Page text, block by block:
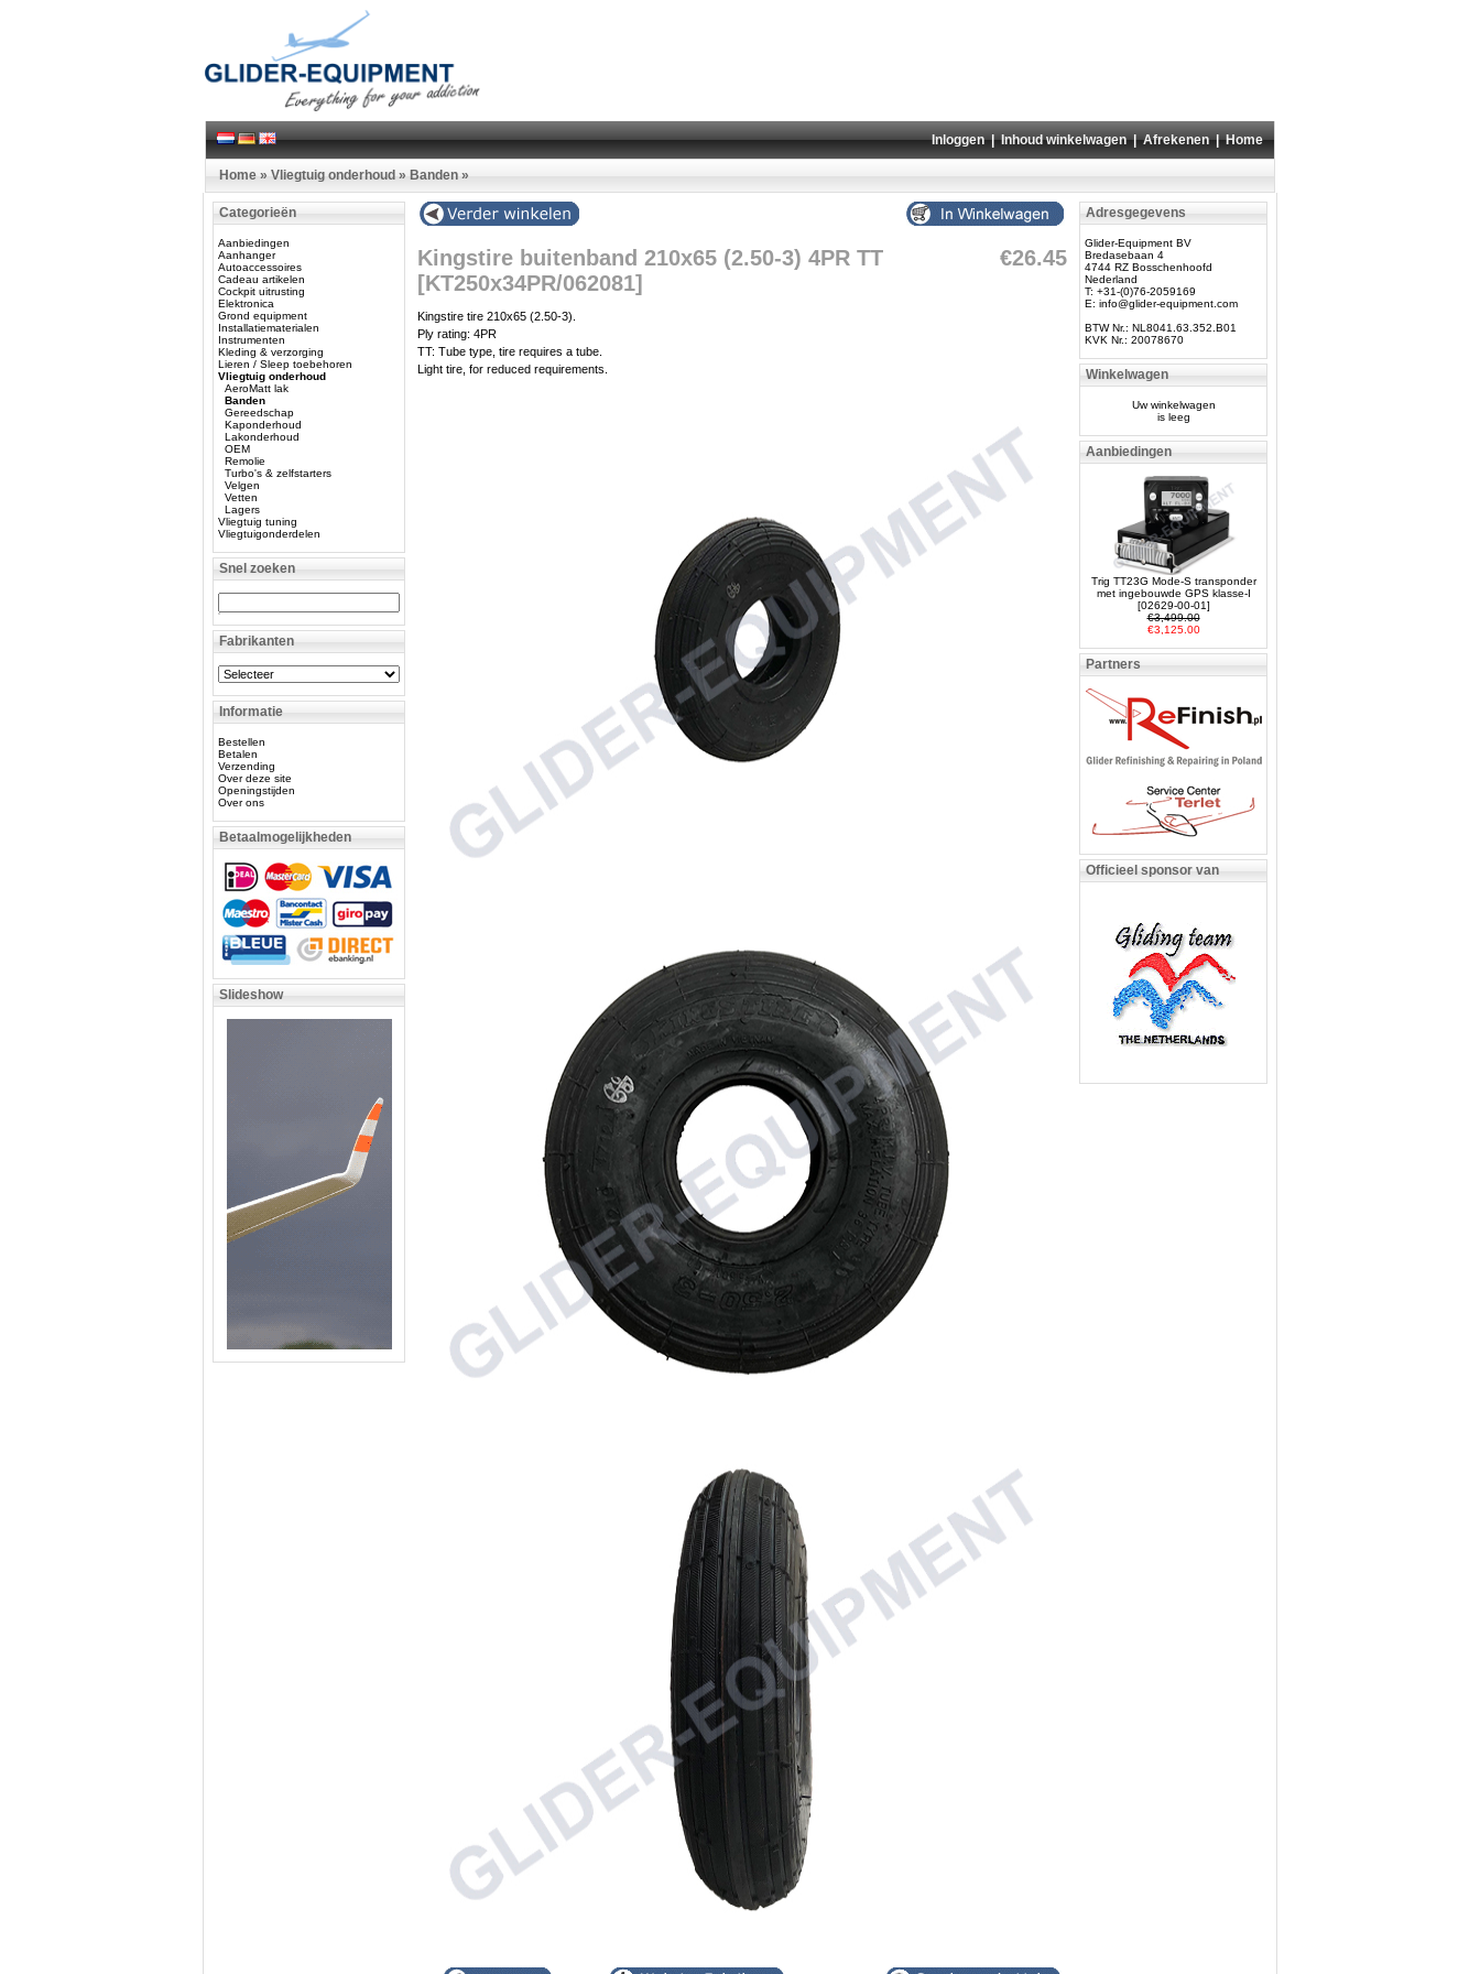
Inloggen|Inhoud winkelwagen|Afrekenen|Home
Home » Vliegtuig onderhoud » Banden »
Categorieën
Aanbiedingen
Aanhanger
Autoaccessoires
Cadeau artikelen
Cockpit uitrusting
Elektronica
Grond equipment
Installatiematerialen
Instrumenten
Kleding & verzorging
Lieren / Sleep toebehoren
Vliegtuig onderhoud
AeroMatt lak
Banden
Gereedschap
Kaponderhoud
Lakonderhoud
OEM
Remolie
Turbo's & zelfstarters
Velgen
Vetten
Lagers
Vliegtuig tuning
Vliegtuigonderdelen
Snel zoeken
Fabrikanten
Informatie
Bestellen
Betalen
Verzending
Over deze site
Openingstijden
Over ons
Betaalmogelijkheden
Slideshow
Kingstire buitenband 210x65 (2.50-3) 4PR TT
[KT250x34PR/062081]
€26.45
Kingstire tire 210x65 (2.50-3).
Ply rating: 4PR
TT: Tube type, tire requires a tube.
Light tire, for reduced requirements.
Adresgegevens
Glider-Equipment BV
Bredasebaan 4
4744 RZ Bosschenhoofd
Nederland
T: +31-(0)76-2059169
E: info@glider-equipment.com
BTW Nr.: NL8041.63.352.B01
KVK Nr.: 20078670
Winkelwagen
Uw winkelwagen
is leeg
Aanbiedingen
Trig TT23G Mode-S transponder
met ingebouwde GPS klasse-I
[02629-00-01]
€3,499.00
€3,125.00
Partners
Officieel sponsor van